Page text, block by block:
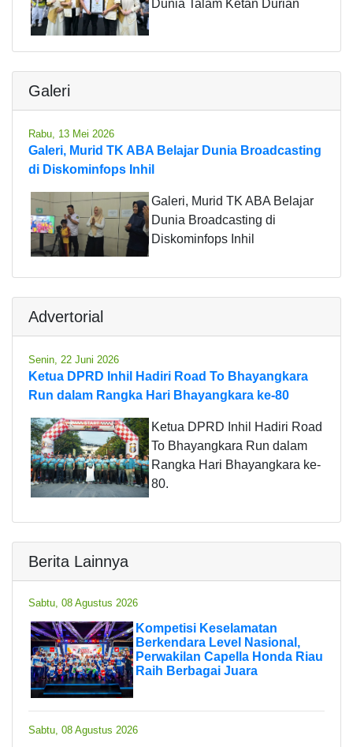
Dunia Talam Ketan Durian
Galeri
Rabu, 13 Mei 2026
Galeri, Murid TK ABA Belajar Dunia Broadcasting
di Diskominfops Inhil
Galeri, Murid TK ABA Belajar
Dunia Broadcasting di
Diskominfops Inhil
Advertorial
Senin, 22 Juni 2026
Ketua DPRD Inhil Hadiri Road To Bhayangkara
Run dalam Rangka Hari Bhayangkara ke-80
Ketua DPRD Inhil Hadiri Road
To Bhayangkara Run dalam
Rangka Hari Bhayangkara ke-
80.
Berita Lainnya
Sabtu, 08 Agustus 2026
Kompetisi Keselamatan
Berkendara Level Nasional,
Perwakilan Capella Honda Riau
Raih Berbagai Juara
Sabtu, 08 Agustus 2026